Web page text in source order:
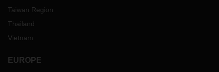
Taiwan Region
Thailand
Vietnam
EUROPE